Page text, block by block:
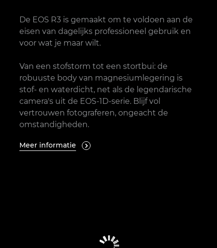
De EOS R3 is gemaakt om te voldoen aan de
eisen van dagelijks professioneel gebruik en
voor wat je maar wilt.
Van een stofstorm tot een stortbui: de
robuuste body van magnesiumlegering is
stof- en waterdicht, net als de legendarische
camera's uit de EOS-1D-serie. Blijf vol
vertrouwen fotograferen, ongeacht de
omstandigheden.
Meer informatie 